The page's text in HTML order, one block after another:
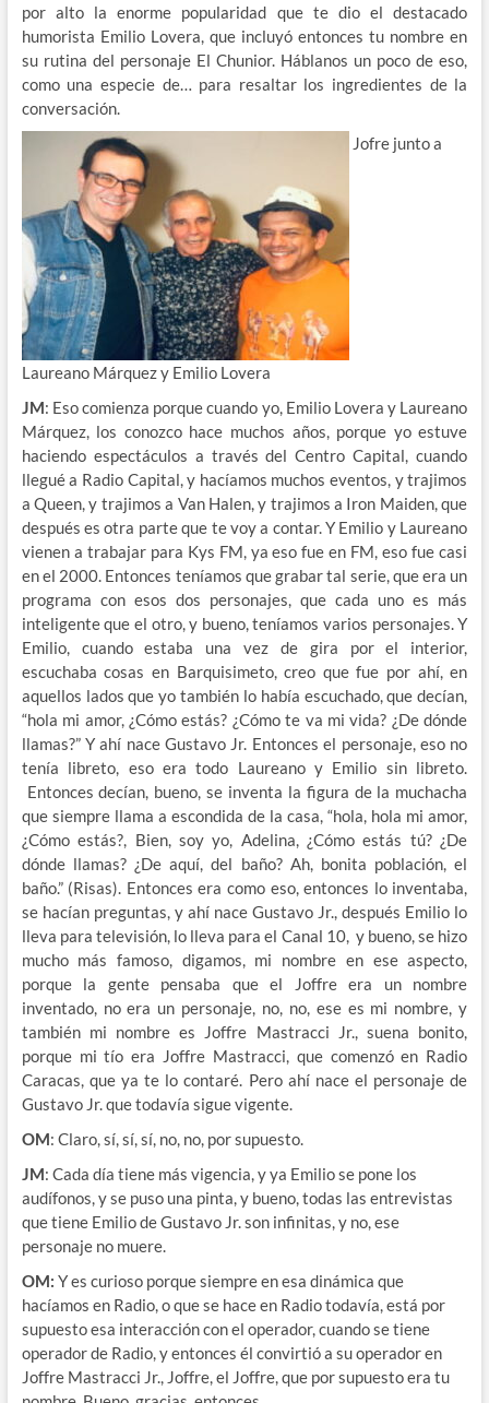
por alto la enorme popularidad que te dio el destacado
humorista Emilio Lovera, que incluyó entonces tu nombre en
su rutina del personaje El Chunior. Háblanos un poco de eso,
como una especie de… para resaltar los ingredientes de la
conversación.
Jofre junto a
Laureano Márquez y Emilio Lovera
JM: Eso comienza porque cuando yo, Emilio Lovera y Laureano
Márquez, los conozco hace muchos años, porque yo estuve
haciendo espectáculos a través del Centro Capital, cuando
llegué a Radio Capital, y hacíamos muchos eventos, y trajimos
a Queen, y trajimos a Van Halen, y trajimos a Iron Maiden, que
después es otra parte que te voy a contar. Y Emilio y Laureano
vienen a trabajar para Kys FM, ya eso fue en FM, eso fue casi
en el 2000. Entonces teníamos que grabar tal serie, que era un
programa con esos dos personajes, que cada uno es más
inteligente que el otro, y bueno, teníamos varios personajes. Y
Emilio, cuando estaba una vez de gira por el interior,
escuchaba cosas en Barquisimeto, creo que fue por ahí, en
aquellos lados que yo también lo había escuchado, que decían,
“hola mi amor, ¿Cómo estás? ¿Cómo te va mi vida? ¿De dónde
llamas?” Y ahí nace Gustavo Jr. Entonces el personaje, eso no
tenía libreto, eso era todo Laureano y Emilio sin libreto.
Entonces decían, bueno, se inventa la figura de la muchacha
que siempre llama a escondida de la casa, “hola, hola mi amor,
¿Cómo estás?, Bien, soy yo, Adelina, ¿Cómo estás tú? ¿De
dónde llamas? ¿De aquí, del baño? Ah, bonita población, el
baño.” (Risas). Entonces era como eso, entonces lo inventaba,
se hacían preguntas, y ahí nace Gustavo Jr., después Emilio lo
lleva para televisión, lo lleva para el Canal 10, y bueno, se hizo
mucho más famoso, digamos, mi nombre en ese aspecto,
porque la gente pensaba que el Joffre era un nombre
inventado, no era un personaje, no, no, ese es mi nombre, y
también mi nombre es Joffre Mastracci Jr., suena bonito,
porque mi tío era Joffre Mastracci, que comenzó en Radio
Caracas, que ya te lo contaré. Pero ahí nace el personaje de
Gustavo Jr. que todavía sigue vigente.
OM: Claro, sí, sí, sí, no, no, por supuesto.
JM: Cada día tiene más vigencia, y ya Emilio se pone los
audífonos, y se puso una pinta, y bueno, todas las entrevistas
que tiene Emilio de Gustavo Jr. son infinitas, y no, ese
personaje no muere.
OM: Y es curioso porque siempre en esa dinámica que
hacíamos en Radio, o que se hace en Radio todavía, está por
supuesto esa interacción con el operador, cuando se tiene
operador de Radio, y entonces él convirtió a su operador en
Joffre Mastracci Jr., Joffre, el Joffre, que por supuesto era tu